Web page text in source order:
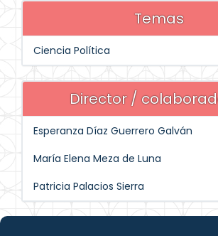
Temas
Ciencia Política
Director /
Esperanza Díaz Guerrero Galván
María Elena Meza de Luna
Patricia Palacios Sierra